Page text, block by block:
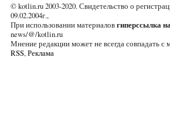
© kotlin.ru 2003-2020. Свидетельство о
09.02.2004г.,
При использовании материаловгиперссылка
news/@/kotlin.ru
Мнение редакции может не всегда совпадать с
RSS,Реклама